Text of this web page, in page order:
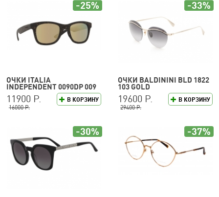
ОЧКИ ITALIA
INDEPENDENT 0090DP 009
120
В КОРЗИНУ
11900 Р.
16000 Р.
-25%
ОЧКИ BALDININI BLD 1822
103 GOLD
В КОРЗИНУ
19600 Р.
29400 Р.
-33%
-30% -37%